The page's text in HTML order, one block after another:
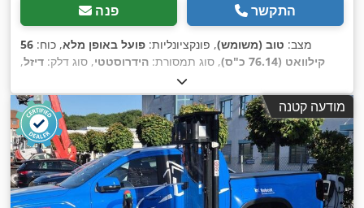
פנה התקשר
מצב: טוב (משומש), פונקציונליות: פועל באופן מלא, כוח: 56
קילוואט (76.14 כ"ס)
, סוג תמסורת: הידרוסטטי, סוג דלק: דיזל,
4,871 h
, ציוד: קְלָפוֹת מַזְלֵג (forks for pallets), תא נהג,
מודעה קטנה